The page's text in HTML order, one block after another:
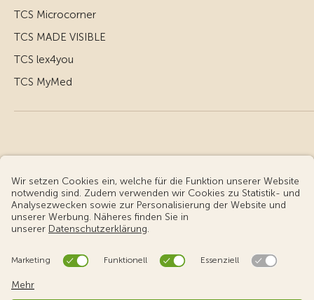
TCS Microcorner
TCS MADE VISIBLE
TCS lex4you
TCS MyMed
© Touring Club Schweiz
Benutzungsbedingungen - rechtliche Informationen